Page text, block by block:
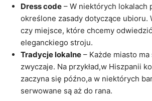
Dress code – W niektórych lokalach
określone zasady dotyczące ubioru.
czy miejsce, które chcemy
eleganckiego stroju.
Tradycje lokalne – Każde miasto
zwyczaje. Na przykład,w Hiszpanii
zaczyna się późno,a w niektórych
serwowane są aż do rana.